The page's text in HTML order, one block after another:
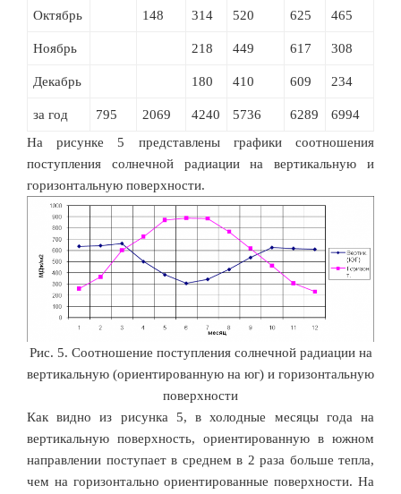
Октябрь 148 314 520 625 465
Ноябрь 218 449 617 308
Декабрь 180 410 609 234
за год 795 2069 4240 5736 6289
6994
На рисунке 5 представлены графики соотношения
поступления солнечной радиации на вертикальную и
горизонтальную поверхности.
Рис. 5. Соотношение поступления солнечной радиации на
вертикальную (ориентированную на юг) и горизонтальную
поверхности
Как видно из рисунка 5, в холодные месяцы года на
вертикальную поверхность, ориентированную в южном
направлении поступает в среднем в 2 раза больше тепла,
чем на горизонтально ориентированные поверхности. На